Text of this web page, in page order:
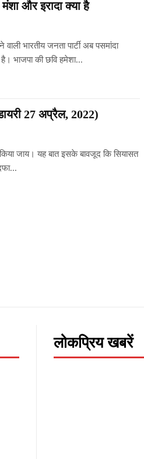
और इरादा क्या है
भारतीय जनता पार्टी अब पसमांदा
भाजपा की छवि हमेशा...
27 अप्रैल, 2022)
जाय। यह बात इसके बावजूद कि सियासत
लोकप्रिय खबरें